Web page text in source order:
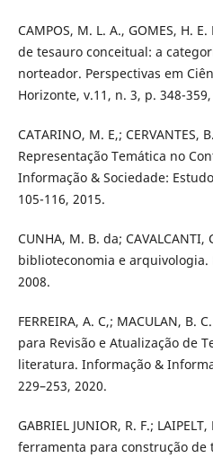
CAMPOS, M. L. A., GOMES, H.
de tesauro conceitual: a
norteador. Perspectivas em
Horizonte, v.11, n. 3, p. 348-
CATARINO, M. E,; CERVANTES,
Representação Temática no
Informação & Sociedade:
105-116, 2015.
CUNHA, M. B. da;
biblioteconomia e arquivologia.
2008.
FERREIRA, A. C,; MACULAN, B.
para Revisão e Atualização de
literatura. Informação &
229–253, 2020.
GABRIEL JUNIOR, R. F.;
ferramenta para construção de